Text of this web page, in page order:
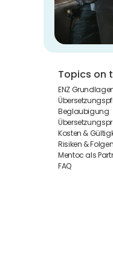
Topics on
ENZ
Beglaubigung
Kosten &
Risiken & Folgen
Mentoc als
FAQ